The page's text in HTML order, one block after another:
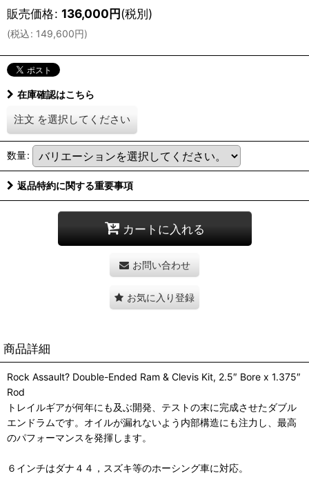
販売価格: 136,000円(税別)
(税込: 149,600円)
在庫確認はこちら
注文 を選択してください
数量:
返品特約に関する重要事項
カートに入れる
お問い合わせ
お気に入り登録
商品詳細
Rock Assault? Double-Ended Ram & Clevis Kit, 2.5″ Bore x 1.375″
Rod
トレイルギアが何年にも及ぶ開発、テストの末に完成させたダブル
エンドラムです。オイルが漏れないよう内部構造にも注力し、最高
のパフォーマンスを発揮します。
６インチはダナ４４，スズキ等のホーシング車に対応。